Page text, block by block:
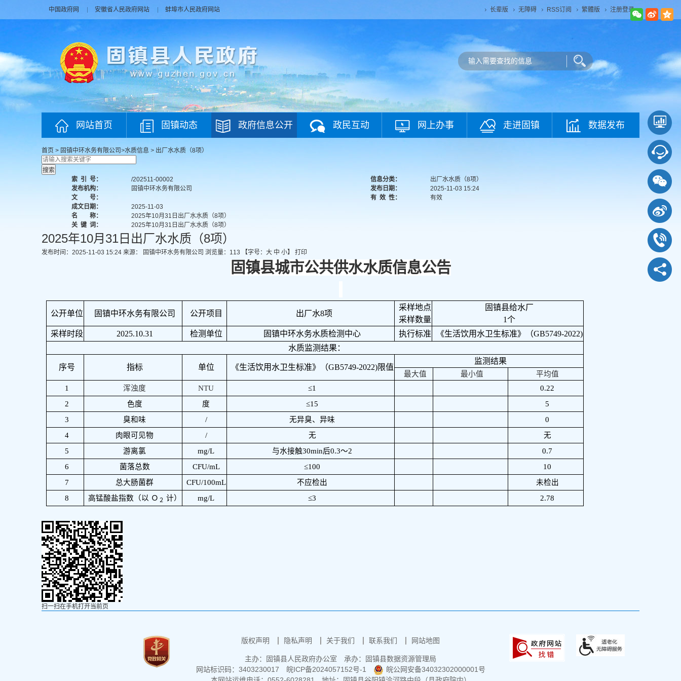
中国政府网 安徽省人民政府网站 蚌埠市人民政府网站 长辈版 无障碍 RSS订阅 繁體版 注册登录
网站首页 固镇动态 政府信息公开 政民互动 网上办事 走进固镇 数据发布
首页 > 固镇中环水务有限公司 >水质信息 > 出厂水水质（8项）
索 引 号： /202511-00002 信息分类：
出厂水水质（8项）
发布机构：
固镇中环水务有限公司 发布日期：
2025-11-03 15:24
文 号：
有 效 性：
有效
成文日期：
2025-11-03
名 称：
2025年10月31日出厂水水质（8项）
关 键 词： 2025年10月31日出厂水水质（8项）
2025年10月31日出厂水水质（8项）
发布时间：2025-11-03 15:24 来源： 固镇中环水务有限公司 浏览量： 113 【字号： 大 中 小】 打印
固镇县城市公共供水水质信息公告
公开单位 固镇中环水务有限公司 公开项目 出厂水8项
采样地点
采样数量
固镇县给水厂
1个
采样时段
2025.10.31 检测单位 固镇中环水务水质检测中心 执行标准 《生活饮用水卫生标准》（GB5749-2022)
水质监测结果：
序号 指标 单位 《生活饮用水卫生标准》（GB5749-2022)限值
监测结果
最大值 最小值
平均值
1
浑浊度 NTU ≤1
0.22
2
色度 度 ≤15
5
3
臭和味 / 无异臭、异味
0
4
肉眼可见物 / 无
无
5
游离氯 mg/L 与水接触30min后0.3～2
0.7
6
菌落总数 CFU/mL ≤100
10
7
总大肠菌群 CFU/100mL 不应检出
未检出
8
高锰酸盐指数（以 Ｏ ２ 计） mg/L ≤3 2.78
扫一扫在手机打开当前页
版权声明 隐私声明 关于我们 联系我们 网站地图
主办：固镇县人民政府办公室
承办：固镇县数据资源管理局
网站标识码：3403230017
皖ICP备2024057152号-1
皖公网安备34032302000001号